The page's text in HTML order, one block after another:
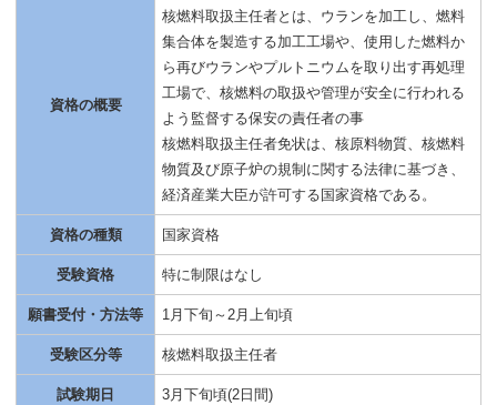
資格の概要
核燃料取扱主任者とは、ウランを加工し、燃料
集合体を製造する加工工場や、使用した燃料か
ら再びウランやプルトニウムを取り出す再処理
工場で、核燃料の取扱や管理が安全に行われる
よう監督する保安の責任者の事
核燃料取扱主任者免状は、核原料物質、核燃料
物質及び原子炉の規制に関する法律に基づき、
経済産業大臣が許可する国家資格である。
資格の種類 国家資格
受験資格 特に制限はなし
願書受付・方法等 1月下旬～2月上旬頃
受験区分等 核燃料取扱主任者
試験期日 3月下旬頃(2日間)